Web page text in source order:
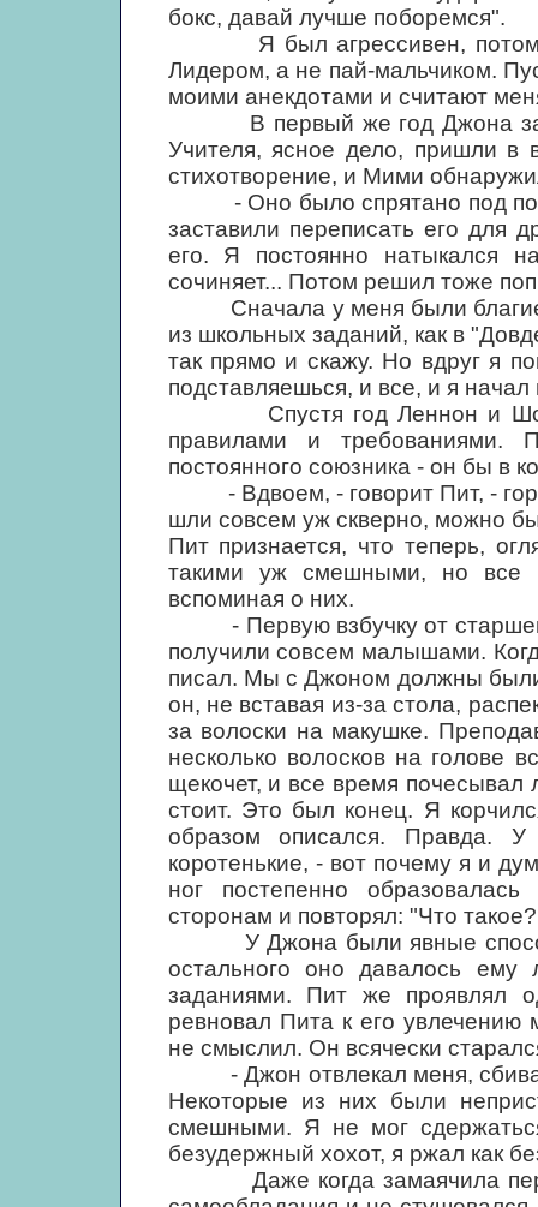
бокс, давай лучше поборемся".
Я был агрессивен, потому
Лидером, а не пай-мальчиком.
моими анекдотами и считают
В первый же год Джона
Учителя, ясное дело, пришли в
стихотворение, и Мими
- Оно было спрятано под
заставили переписать его для
его. Я постоянно натыкался
сочиняет... Потом решил тоже
Сначала у меня были благие
из школьных заданий, как в
так прямо и скажу. Но вдруг я
подставляешься, и все, и я
Спустя год Леннон и
правилами и требованиями.
постоянного союзника - он бы в
- Вдвоем, - говорит Пит, -
шли совсем уж скверно, можно
Пит признается, что теперь,
такими уж смешными, но все
вспоминая о них.
- Первую взбучку от
получили совсем малышами.
писал. Мы с Джоном должны были
он, не вставая из-за стола,
за волоски на макушке.
несколько волосков на голове
щекочет, и все время почесывал
стоит. Это был конец. Я
образом описался. Правда.
коротенькие, - вот почему я и
ног постепенно
сторонам и повторял: "Что
У Джона были явные
остального оно давалось
заданиями. Пит же проявлял
ревновал Пита к его увлечению
не смыслил. Он всячески
- Джон отвлекал меня,
Некоторые из них были
смешными. Я не мог
безудержный хохот, я ржал как
Даже когда замаячила